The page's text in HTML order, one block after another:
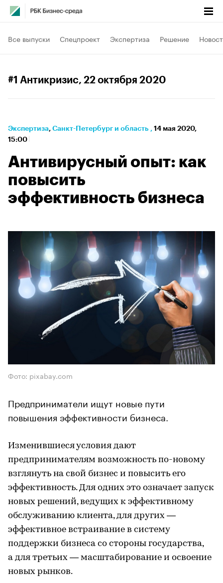
Все выпуски Спецпроект Экспертиза Решение
#1 Антикризис, 22 октября 2020
Экспертиза⁠, Санкт-Петербург и область , 14 мая 2020,
15:00
Антивирусный опыт: как
повысить
эффективность бизнеса
Фото: pixabay.com
Предприниматели ищут новые пути
повышения эффективности бизнеса.
Изменившиеся условия дают
предпринимателям возможность по-новому
взглянуть на свой бизнес и повысить его
эффективность. Для одних это означает запуск
новых решений, ведущих к эффективному
обслуживанию клиента, для других —
эффективное встраивание в систему
поддержки бизнеса со стороны государства,
а для третьих — масштабирование и освоение
новых рынков.